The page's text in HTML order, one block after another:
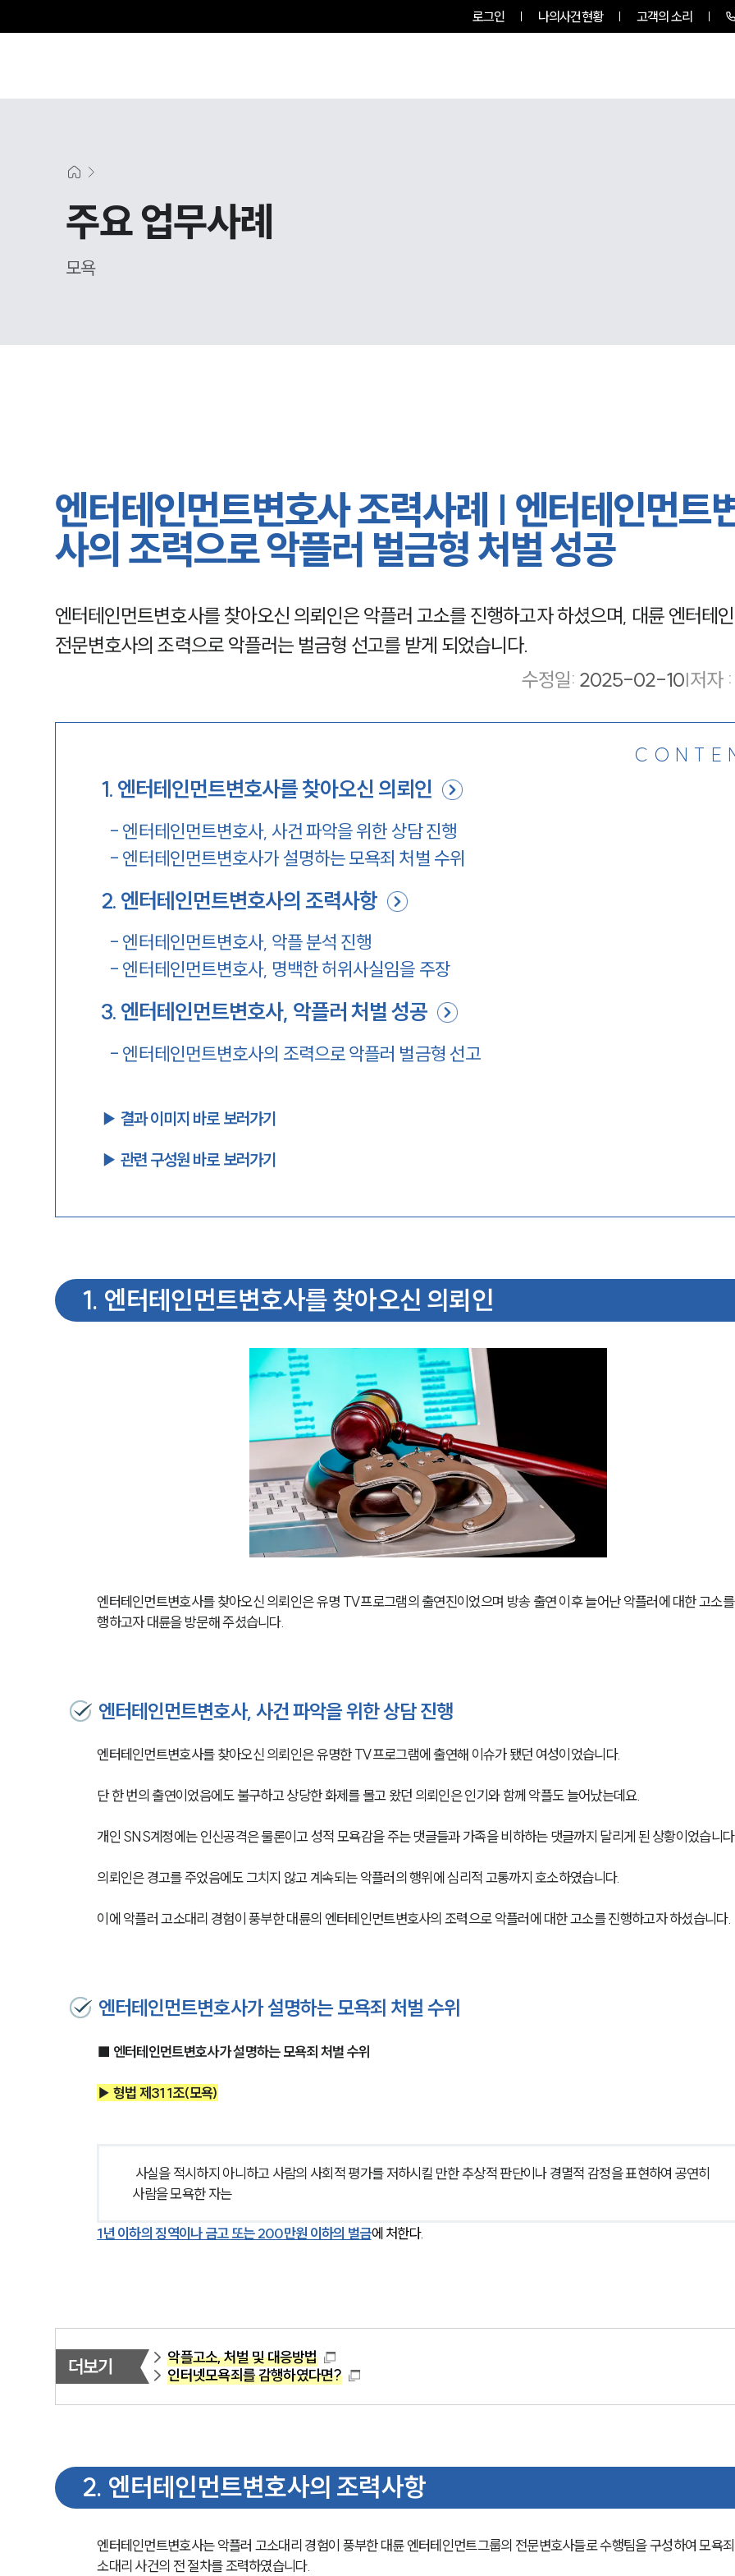
로그인 나의사건현황 고객의 소리
주요 업무사례
모욕
엔터테인먼트변호사 조력사례 | 엔터테인먼트
사의 조력으로 악플러 벌금형 처벌 성공
엔터테인먼트변호사를 찾아오신 의뢰인은 악플러 고소를 진행하고자 하셨으며, 대륜 엔터테
전문변호사의 조력으로 악플러는 벌금형 선고를 받게 되었습니다.
수정일: 2025-02-10|저자 :
1. 엔터테인먼트변호사를 찾아오신 의뢰인
- 엔터테인먼트변호사, 사건 파악을 위한 상담 진행
- 엔터테인먼트변호사가 설명하는 모욕죄 처벌 수위
2. 엔터테인먼트변호사의 조력사항
- 엔터테인먼트변호사, 악플 분석 진행
- 엔터테인먼트변호사, 명백한 허위사실임을 주장
3. 엔터테인먼트변호사, 악플러 처벌 성공
- 엔터테인먼트변호사의 조력으로 악플러 벌금형 선고
▶︎ 결과 이미지 바로 보러가기
▶︎ 관련 구성원 바로 보러가기
1. 엔터테인먼트변호사를 찾아오신 의뢰인
엔터테인먼트변호사를 찾아오신 의뢰인은 유명 TV프로그램의 출연진이었으며 방송 출연 이후 늘어난 악플러에 대한 고소
행하고자 대륜을 방문해 주셨습니다.
엔터테인먼트변호사, 사건 파악을 위한 상담 진행
엔터테인먼트변호사를 찾아오신 의뢰인은 유명한 TV프로그램에 출연해 이슈가 됐던 여성이었습니다.
단 한 번의 출연이었음에도 불구하고 상당한 화제를 몰고 왔던 의뢰인은 인기와 함께 악플도 늘어났는데요.
개인 SNS계정에는 인신공격은 물론이고 성적 모욕감을 주는 댓글들과 가족을 비하하는 댓글까지 달리게 된 상황이었습니다.
의뢰인은 경고를 주었음에도 그치지 않고 계속되는 악플러의 행위에 심리적 고통까지 호소하였습니다.
이에 악플러 고소대리 경험이 풍부한 대륜의 엔터테인먼트변호사의 조력으로 악플러에 대한 고소를 진행하고자 하셨습니다.
엔터테인먼트변호사가 설명하는 모욕죄 처벌 수위
■ 엔터테인먼트변호사가 설명하는 모욕죄 처벌 수위
▶ 형법 제311조(모욕)
사람을 모욕한 자는
1년 이하의 징역이나 금고 또는 200만원 이하의 벌금에 처한다.
더보기
악플고소, 처벌 및 대응방법
인터넷모욕죄를 감행하였다면?
2. 엔터테인먼트변호사의 조력사항
엔터테인먼트변호사는 악플러 고소대리 경험이 풍부한 대륜 엔터테인먼트그룹의 전문변호사들로 수행팀을 구성하여 모욕
소대리 사건의 전 절차를 조력하였습니다.